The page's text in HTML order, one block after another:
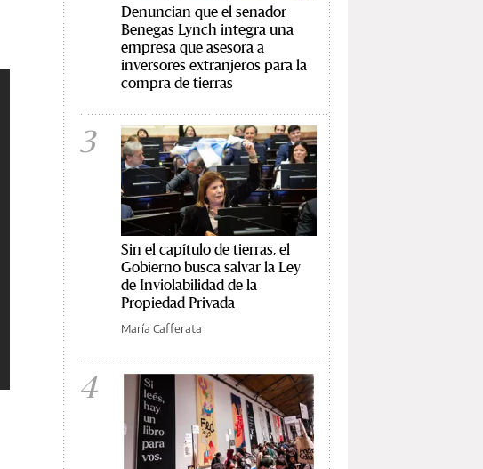
Denuncian que el senador
Benegas Lynch integra una
empresa que asesora a
inversores extranjeros para la
compra de tierras
3
Sin el capítulo de tierras, el
Gobierno busca salvar la Ley
de Inviolabilidad de la
Propiedad Privada
María Cafferata
4